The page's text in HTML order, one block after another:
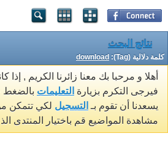
نتائج البحث
كلمة دلالية (Tag): download
أهلا و مرحبا بك معنا زائرنا الكريم , إذا
فيرجى التكرم بزيارة التعليمات بالضغط
يسعدنا أن تقوم بـ التسجيل لكي تتمكن
مشاهدة المواضيع قم باختيار المنتدى